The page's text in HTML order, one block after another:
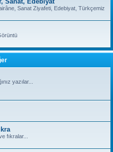
Sanat Ziyafeti, Edebiyat, Türkçemiz
yazılar...
fıkralar...